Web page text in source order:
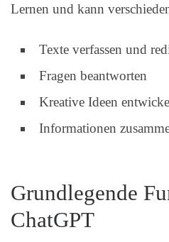
Lernen und kann
Texte verfassen und
Fragen beantworten
Kreative Ideen
Informationen
Grundlegende
ChatGPT